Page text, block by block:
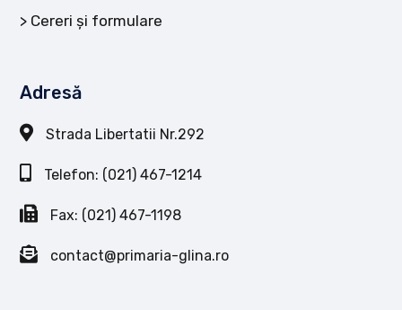
Cereri și formulare
Adresă
Strada Libertatii Nr.292
Telefon: (021) 467-1214
Fax: (021) 467-1198
contact@primaria-glina.ro